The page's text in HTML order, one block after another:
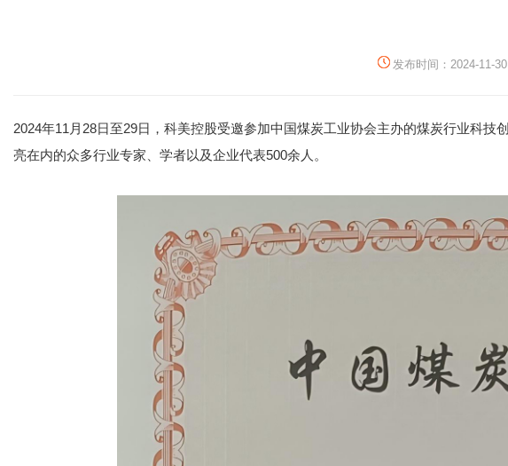
发布时间：2024-11-
2024年11月28日至29日，科美控股受邀参加中国煤炭工业协会主办的煤炭行业科
亮在内的众多行业专家、学者以及企业代表500余人。